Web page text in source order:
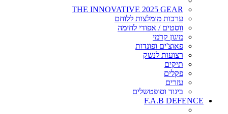
THE INNOVATIVE 2025 GEAR
ערכות מומלצות ללוחם
ווסטים / אפודי לחימה
מיגון קרמי
פאוצ'ים ופונדות
רצועות לנשק
תיקים
פקלים
עזרים
ביגוד וסופטשלים
F.A.B DEFENCE